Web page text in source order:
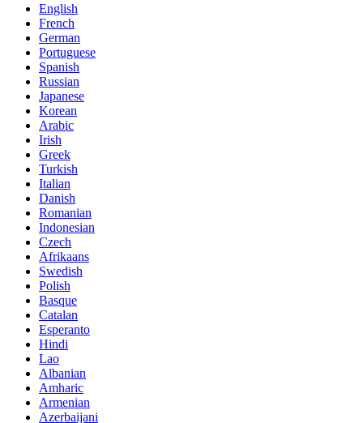
English
French
German
Portuguese
Spanish
Russian
Japanese
Korean
Arabic
Irish
Greek
Turkish
Italian
Danish
Romanian
Indonesian
Czech
Afrikaans
Swedish
Polish
Basque
Catalan
Esperanto
Hindi
Lao
Albanian
Amharic
Armenian
Azerbaijani